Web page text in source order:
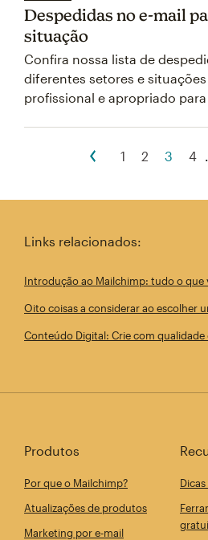
Despedidas no e-mail
situação
Confira nossa lista de
diferentes setores e
profissional e apropriado
1 2 3 4
Links relacionados:
Introdução ao Mailchimp: tudo o que
Oito coisas a considerar ao escolher
Conteúdo Digital: Crie com qualidade
Produtos
Por que o Mailchimp?
Atualizações de produtos
Marketing por e-mail